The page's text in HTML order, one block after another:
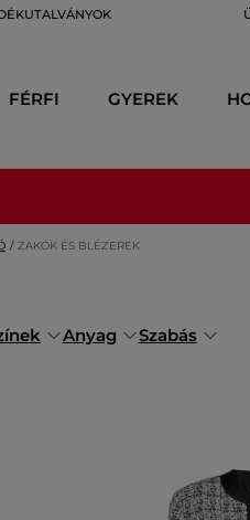
FÉRFI GYEREK
ZAKÓK ÉS BLÉZEREK
Anyag Szabás